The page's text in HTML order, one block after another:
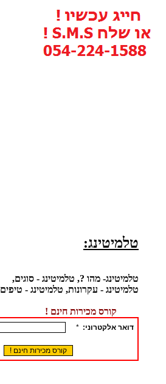
טלמיטינג:
טלמיטינג- מהו ?, טלמיטינג - סוגים,
טלמיטינג - עקרונות, טלמיטינג - טיפים
קורס מכירות חינם !